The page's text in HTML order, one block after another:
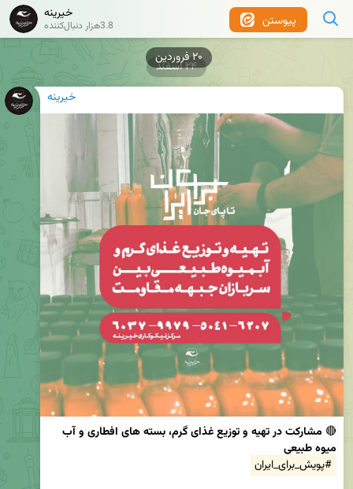
۲۰ فروردین
پیوستن خیرینه
3.8هزار دنبال‌کننده
خیرینه
🔴
میوه طبیعی
#پویش_برای_ایران
۲۴ اسفند